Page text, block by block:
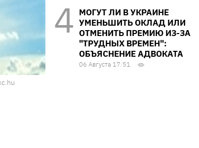
МОГУТ ЛИ В УКРАИНЕ
УМЕНЬШИТЬ ОКЛАД ИЛИ
ОТМЕНИТЬ ПРЕМИЮ ИЗ-ЗА
"ТРУДНЫХ ВРЕМЕН":
ОБЪЯСНЕНИЕ АДВОКАТА
06 Августа 17:51